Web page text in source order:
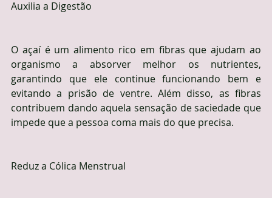
Auxilia a Digestão
O açaí é um alimento rico em fibras que ajudam ao
organismo a absorver melhor os nutrientes,
garantindo que ele continue funcionando bem e
evitando a prisão de ventre. Além disso, as fibras
contribuem dando aquela sensação de saciedade que
impede que a pessoa coma mais do que precisa.
Reduz a Cólica Menstrual